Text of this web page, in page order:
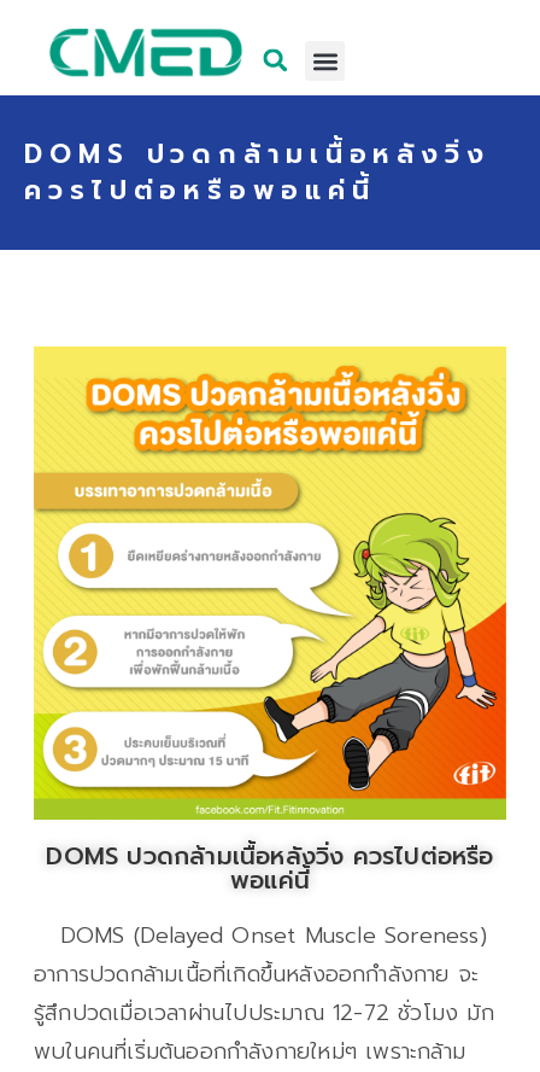
DOMS ปวดกล้ามเนื้อหลังวิ่ง
ควรไปต่อหรือพอแค่นี้
DOMS ปวดกล้ามเนื้อหลังวิ่ง ควรไปต่อหรือ
พอแค่นี้
DOMS (Delayed Onset Muscle Soreness)
อาการปวดกล้ามเนื้อที่เกิดขึ้นหลังออกกำลังกาย จะ
รู้สึกปวดเมื่อเวลาผ่านไปประมาณ 12-72 ชั่วโมง มัก
พบในคนที่เริ่มต้นออกกำลังกายใหม่ๆ เพราะกล้าม